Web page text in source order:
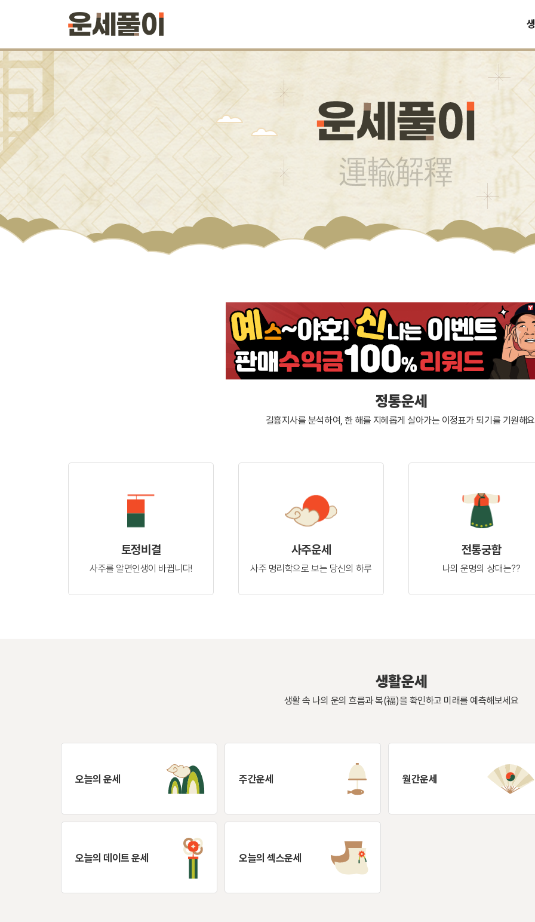
정통운세
길흉지사를 분석하여, 한 해를 지혜롭게 살아가는 이정표가 되기를 기원해
토정비결
사주를 알면인생이 바뀝니다!
사주운세
사주 명리학으로 보는 당신의 하루
전통궁합
나의 운명의 상대는??
생활운세
생활 속 나의 운의 흐름과 복(福)을 확인하고 미래를 예측해보세요
오늘의 운세 주간운세 월간운세
오늘의 데이트 운세 오늘의 섹스운세